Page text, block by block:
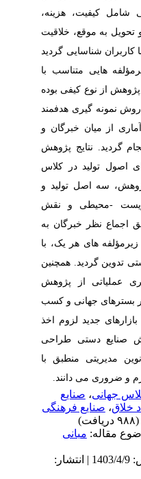
هزینه،
موقع، خلاقیت
گردید
متناسب با
کیفی بوده
گیری هدفمند
خبرگان و
نتایج پژوهش
در کلاس
اصل تولید و
و نقش
خبرگان به
هر یک، با
همچنین
از پژوهش
جهانی و کسب
لزوم اخذ
دستی طراحی
منطبق با
می دانند.
، صنایع
فرهنگی
مبانی
دریافت: 1403/1/19 | پذیرش: 1403/4/9 | انتشار: